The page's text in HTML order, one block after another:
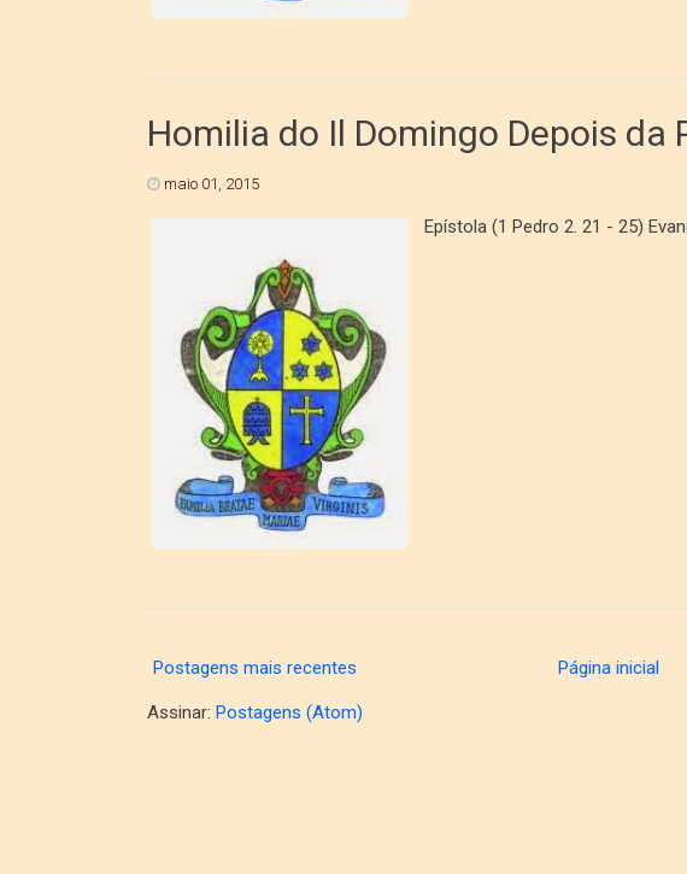
Homilia do Il Domingo Depois
maio 01, 2015
Epístola (1 Pedro 2. 21 - 25)
Postagens mais recentes Página inicial
Assinar: Postagens (Atom)